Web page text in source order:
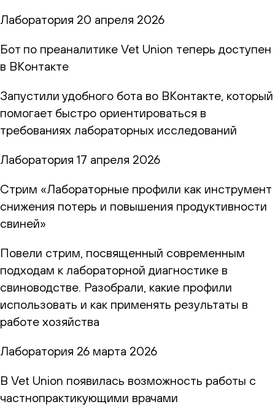
Лаборатория 20 апреля 2026
Бот по преаналитике Vet Union теперь доступен
в ВКонтакте
Запустили удобного бота во ВКонтакте, который
помогает быстро ориентироваться в
требованиях лабораторных исследований
Лаборатория 17 апреля 2026
Стрим «Лабораторные профили как инструмент
снижения потерь и повышения продуктивности
свиней»
Повели стрим, посвященный современным
подходам к лабораторной диагностике в
свиноводстве. Разобрали, какие профили
использовать и как применять результаты в
работе хозяйства
Лаборатория 26 марта 2026
В Vet Union появилась возможность работы с
частнопрактикующими врачами